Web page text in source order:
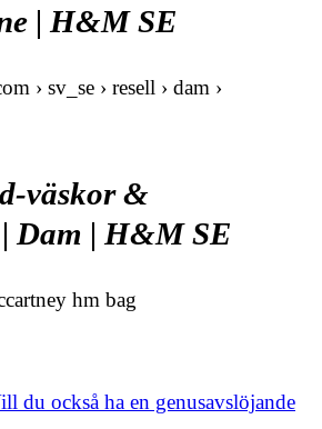
| H&M SE
› sv_se › resell › dam ›
väskor &
Dam | H&M SE
hm bag
du också ha en genusavslöjande